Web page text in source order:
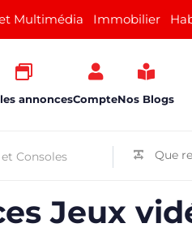
Multimédia Immobilier
annoncesCompteNos Blogs
Jeux